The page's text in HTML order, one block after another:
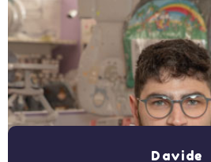
Davide